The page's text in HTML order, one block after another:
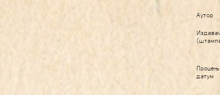
Аутор
датум